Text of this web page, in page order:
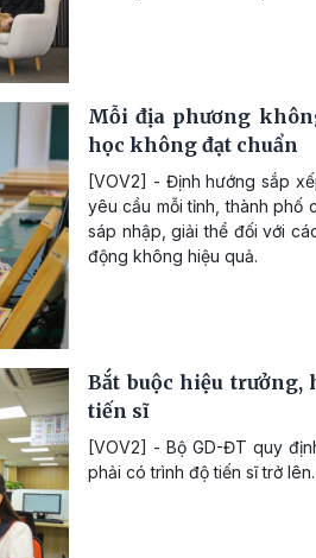
Mỗi địa phương
học không đạt chuẩn
[VOV2] - Định hướng sắp
yêu cầu mỗi tỉnh, thành phố
sáp nhập, giải thể đối với
động không hiệu quả.
Bắt buộc hiệu trưởng,
tiến sĩ
[VOV2] - Bộ GD-ĐT quy
phải có trình độ tiến sĩ trở lên.